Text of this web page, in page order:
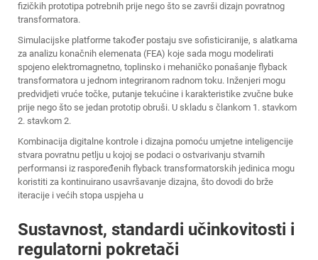
fizičkih prototipa potrebnih prije nego što se završi dizajn povratnog
transformatora.
Simulacijske platforme također postaju sve sofisticiranije, s alatkama
za analizu konačnih elemenata (FEA) koje sada mogu modelirati
spojeno elektromagnetno, toplinsko i mehaničko ponašanje flyback
transformatora u jednom integriranom radnom toku. Inženjeri mogu
predvidjeti vruće točke, putanje tekućine i karakteristike zvučne buke
prije nego što se jedan prototip obruši. U skladu s člankom 1. stavkom
2. stavkom 2.
Kombinacija digitalne kontrole i dizajna pomoću umjetne inteligencije
stvara povratnu petlju u kojoj se podaci o ostvarivanju stvarnih
performansi iz raspoređenih flyback transformatorskih jedinica mogu
koristiti za kontinuirano usavršavanje dizajna, što dovodi do brže
iteracije i većih stopa uspjeha u
Sustavnost, standardi učinkovitosti i
regulatorni pokretači